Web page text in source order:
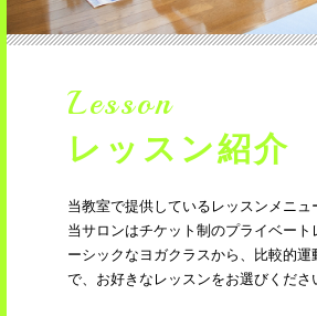
Lesson
レッスン紹介
当教室で提供しているレッスンメニュ
当サロンはチケット制のプライベー
ーシックなヨガクラスから、比較的運
で、お好きなレッスンをお選びくださ